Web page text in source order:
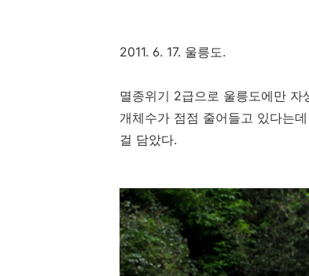
2011. 6. 17. 울릉도.
멸종위기 2급으로 울릉도에만 자
개체수가 점점 줄어들고 있다는
걸 담았다.